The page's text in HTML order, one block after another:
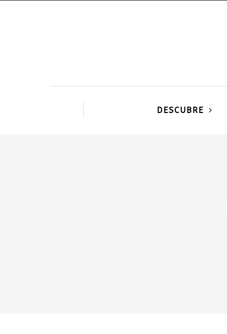
DESCUBRE